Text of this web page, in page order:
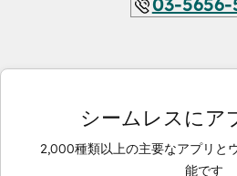
シームレスにア
2,000種類以上の主要なアプリと
能です